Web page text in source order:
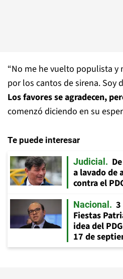
“No me he vuelto populista y
por los cantos de sirena. Soy
Los favores se agradecen,
comenzó diciendo en su
Te puede interesar
Judicial
a lavado de
contra el
Nacional
3
Fiestas
idea del
17 de